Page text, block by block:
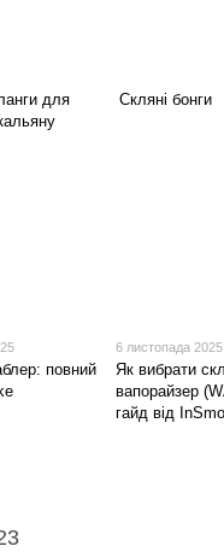
для
Скляні бонги
повний
6 листопада 2025
Як вибрати
вапорайзер
гайд від